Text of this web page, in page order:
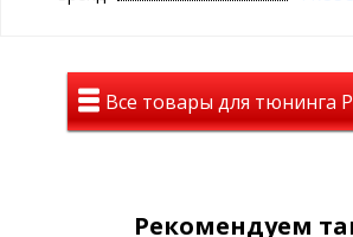
⊕ Износоустойчивые, легко
моются, простые в уходе
Все товары для тюнинга
Рекомендуем